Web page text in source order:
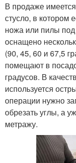
В продаже
стусло, в котором
ножа или пилы
оснащено
(90, 45, 60 и 67,5
помещают в
градусов. В
используется
операции нужно
обрезать углы, а
метражу.